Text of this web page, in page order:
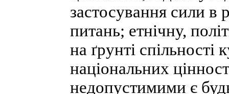
застосування сили в
питань; етнічну,
на ґрунті
національних
недопустимими є